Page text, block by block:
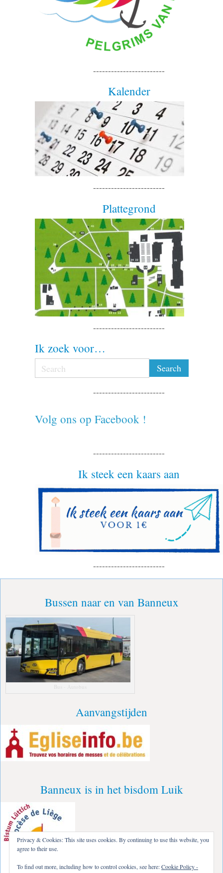
------------------------
Kalender
------------------------
Plattegrond
------------------------
Ik zoek voor…
------------------------
Volg ons op Facebook !
------------------------
Ik steek een kaars aan
------------------------
Bussen naar en van Banneux
Bus - Autobus
Aanvangstijden
Banneux is in het bisdom Luik
Privacy & Cookies: This site uses cookies. By continuing to use this website, you
agree to their use.
To find out more, including how to control cookies, see here:Cookie Policy -